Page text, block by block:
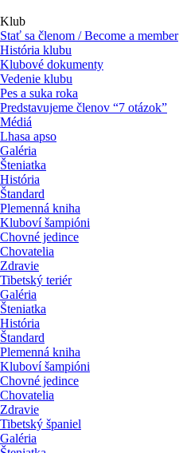
Klub
Stať sa členom / Become a member
História klubu
Klubové dokumenty
Vedenie klubu
Pes a suka roka
Predstavujeme členov “7 otázok”
Médiá
Lhasa apso
Galéria
Šteniatka
História
Štandard
Plemenná kniha
Kluboví šampióni
Chovné jedince
Chovatelia
Zdravie
Tibetský teriér
Galéria
Šteniatka
História
Štandard
Plemenná kniha
Kluboví šampióni
Chovné jedince
Chovatelia
Zdravie
Tibetský španiel
Galéria